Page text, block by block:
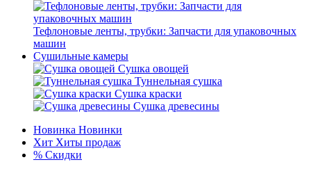
Тефлоновые ленты, трубки: Запчасти для упаковочных
машин
Сушильные камеры
Сушка овощей
Туннельная сушка
Сушка краски
Сушка древесины
Новинка Новинки
Хит Хиты продаж
% Скидки